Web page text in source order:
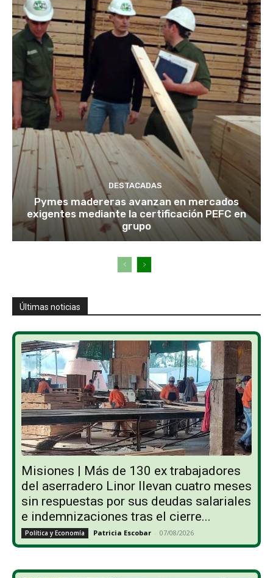
DESTACADAS
Pymes madereras avanzan en mercados
exigentes mediante la certificación PEFC en
grupo
Últimas noticias
Misiones | Más de 130 ex trabajadores
del aserradero Linor llevan cuatro meses
sin respuestas por sus deudas salariales
e indemnizaciones tras el cierre...
Política y Economía Patricia Escobar - 07/08/2026